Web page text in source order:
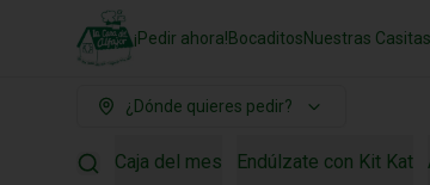
¡Pedir ahora!BocaditosNuestras Casitas
¿Dónde quieres pedir?
Caja del mes Endúlzate con Kit Kat